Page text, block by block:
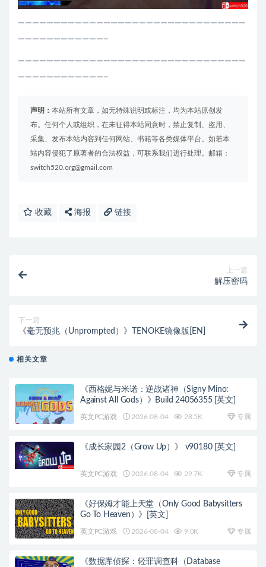
————————————————————————————————
————————————–
————————————————————————————————
————————————–
声明： 本站所有文章，如无特殊说明或标注，均为本站原创发
布。任何个人或组织，在未征得本站同意时，禁止复制、盗用、
采集、发布本站内容到任何网站、书籍等各类媒体平台。如若本
站内容侵犯了原著者的合法权益，可联系我们进行处理。邮箱：
switch520.org@gmail.com
收藏 海报 链接
上一篇
解压密码
下一篇
《毫无预兆（Unprompted）》TENOKE镜像版[EN]
相关文章
《西格妮与米诺：逆战诸神（Signy Mino:
Against All Gods）》Build 24056355 [英文]
英文PC游戏 2026-08-04 28.5K 专属
《成长家园2（Grow Up）》 v90180 [英文]
英文PC游戏 2026-08-04 29.7K 专属
《好保姆才能上天堂（Only Good Babysitters
Go To Heaven）》[英文]
英文PC游戏 2026-08-04 9.0K 专属
《数据库侦探：轻罪调查科（Database